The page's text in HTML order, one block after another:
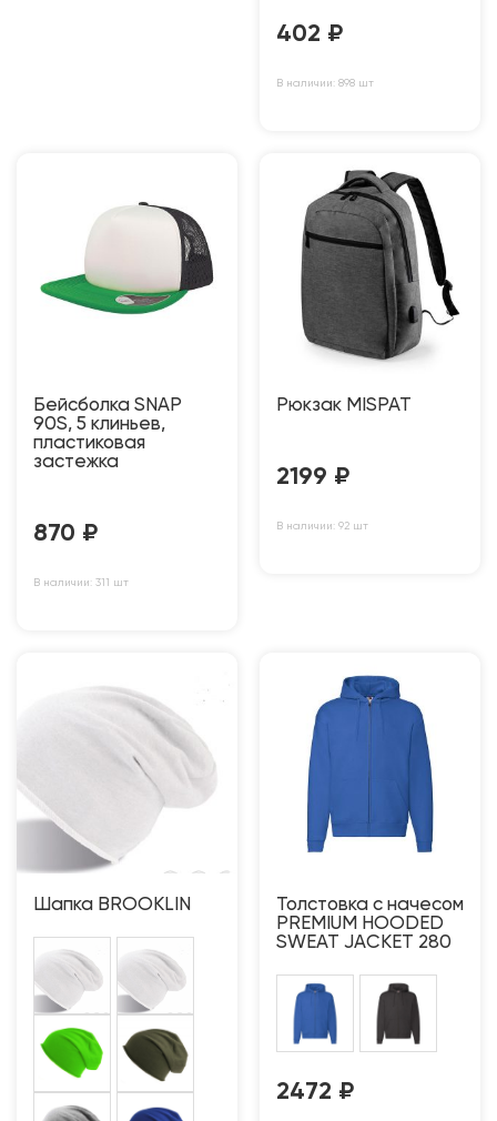
402 ₽
В наличии: 898 шт
Бейсболка SNAP
90S, 5 клиньев,
пластиковая
застежка
870 ₽
В наличии: 311 шт
Рюкзак MISPAT
2199 ₽
В наличии: 92 шт
Шапка BROOKLIN
Толстовка с начесом
PREMIUM HOODED
SWEAT JACKET 280
2472 ₽